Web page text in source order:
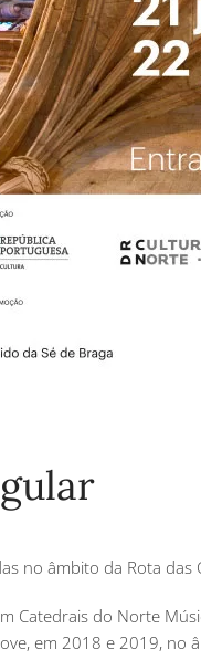
no âmbito da Rota das
Catedrais do Norte
em 2018 e 2019, no